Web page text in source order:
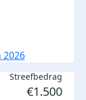
2026
Streefbedrag
€1.500